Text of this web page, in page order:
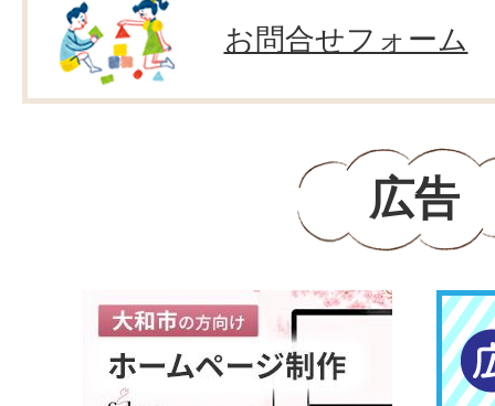
お問合せフォーム
広告